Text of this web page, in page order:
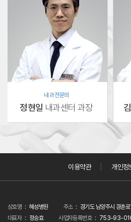
내과 전문의
정현일 내과센터 과장
이용약관 개인정
상호명 혜성병원 주소
경기도 남양주시 경춘
대표자
정승효 사업자등록번호 753-93-